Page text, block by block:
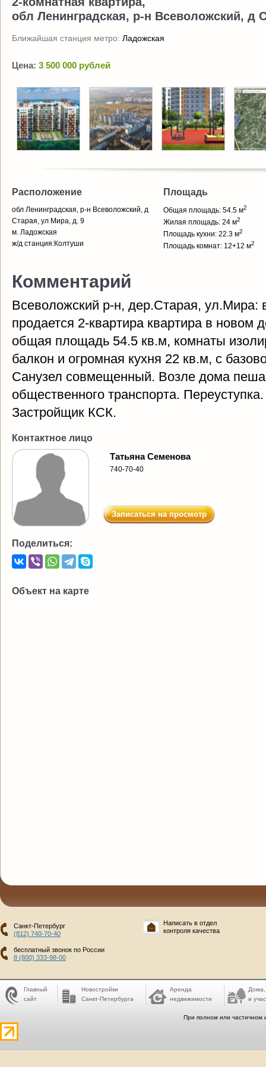
обл Ленинградская, р-н Всеволожский, д
Ближайшая станция метро: Ладожская
Цена: 3 500 000 рублей
Расположение
обл Ленинградская, р-н Всеволожский, д
Старая, ул Мира, д. 9
м. Ладожская
ж/д станция:Колтуши
Площадь
Общая площадь: 54.5 м2
Жилая площадь: 24 м2
Площадь кухни: 22.3 м2
Площадь комнат: 12+12 м2
Комментарий
Всеволожский р-н, дер.Старая, ул.Мира:
продается 2-квартира квартира в новом
общая площадь 54.5 кв.м, комнаты
балкон и огромная кухня 22 кв.м, с
Санузел совмещенный. Возле дома
общественного транспорта.
Застройщик КСК.
Контактное лицо
Татьяна Семенова
740-70-40
Записаться на просмотр
Поделиться:
Объект на карте
Санкт-Петербург
(812) 740-70-40
бесплатный звонок по России
8 (800) 333-98-00
Написать в отдел
контроля качества
Главный
сайт
Новостройки
Санкт-Петербурга
Аренда
недвижимости
Дома,
и
При полном или частичном